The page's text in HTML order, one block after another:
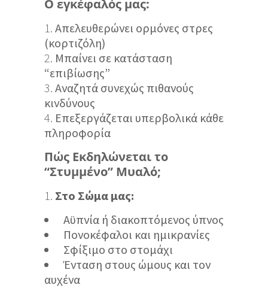
Ο εγκέφαλός μας:
Απελευθερώνει ορμόνες στρες
(κορτιζόλη)
Μπαίνει σε κατάσταση
“επιβίωσης”
Αναζητά συνεχώς πιθανούς
κινδύνους
Επεξεργάζεται υπερβολικά κάθε
πληροφορία
Πώς Εκδηλώνεται το
“Στυμμένο” Μυαλό;
Στο Σώμα μας:
Αϋπνία ή διακοπτόμενος ύπνος
Πονοκέφαλοι και ημικρανίες
Σφίξιμο στο στομάχι
Ένταση στους ώμους και τον
αυχένα